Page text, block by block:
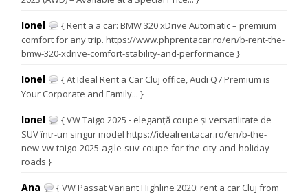
Ionel
{ Rent a a car: BMW 320 xDrive Automatic – premium
comfort for any trip. https://www.phprentacar.ro/en/b-rent-the-
bmw-320-xdrive-comfort-stability-and-performance }
Ionel
{ At Ideal Rent a Car Cluj office, Audi Q7 Premium is
Your Corporate and Family... }
Ionel
{ VW Taigo 2025 - eleganță coupe și versatilitate de
SUV într-un singur model https://idealrentacar.ro/en/b-the-
new-vw-taigo-2025-agile-suv-coupe-for-the-city-and-holiday-
roads }
Ana
{ VW Passat Variant Highline 2020: rent a car Cluj from